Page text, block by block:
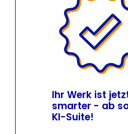
Ihr Werk ist
smarter - ab
KI-Suite!